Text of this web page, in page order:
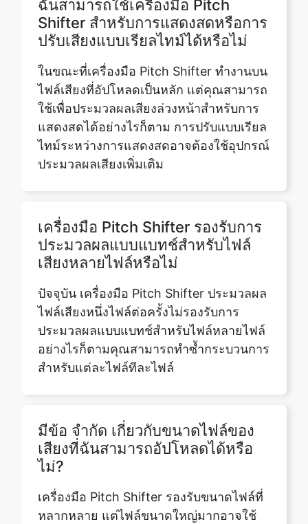
ในขณะที่เครื่องมือ Pitch Shifter ทำงานบน
ไฟล์เสียงที่อัปโหลดเป็นหลัก แต่คุณสามารถ
ใช้เพื่อประมวลผลเสียงล่วงหน้าสำหรับการ
แสดงสดได้อย่างไรก็ตาม การปรับแบบเรียล
ไทม์ระหว่างการแสดงสดอาจต้องใช้อุปกรณ์
ประมวลผลเสียงเพิ่มเติม
เครื่องมือ Pitch Shifter รองรับการ
ปัจจุบัน เครื่องมือ Pitch Shifter ประมวลผล
ไฟล์เสียงหนึ่งไฟล์ต่อครั้งไม่รองรับการ
ประมวลผลแบบแบทช์สำหรับไฟล์หลายไฟล์
อย่างไรก็ตามคุณสามารถทำซ้ำกระบวนการ
สำหรับแต่ละไฟล์ทีละไฟล์
มีข้อ จำกัด เกี่ยวกับขนาดไฟล์ของ
เครื่องมือ Pitch Shifter รองรับขนาดไฟล์ที่
หลากหลาย แต่ไฟล์ขนาดใหญ่มากอาจใช้
เวลานานกว่าในการประมวลผลขอแนะนำ
ให้เก็บขนาดไฟล์ไว้ในขีด จำกัด ที่เหมาะสม
เพื่อประสิทธิภาพที่ดีที่สุด